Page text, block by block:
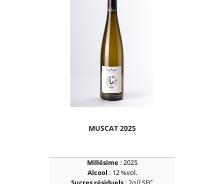
MUSCAT 2025
Millésime : 2025
Alcool : 12%vol.